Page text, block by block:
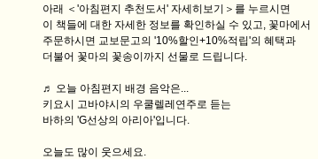
아래 ＜'아침편지 추천도서' 자세히보기＞를 누르시면
이 책들에 대한 자세한 정보를 확인하실 수 있고, 꽃마에서
주문하시면 교보문고의 '10%할인+10%적립'의 혜택과
더불어 꽃마의 꽃송이까지 선물로 드립니다.
♬ 오늘 아침편지 배경 음악은...
키요시 고바야시의 우쿨렐레연주로 듣는
바하의 'G선상의 아리아'입니다.
오늘도 많이 웃으세요.